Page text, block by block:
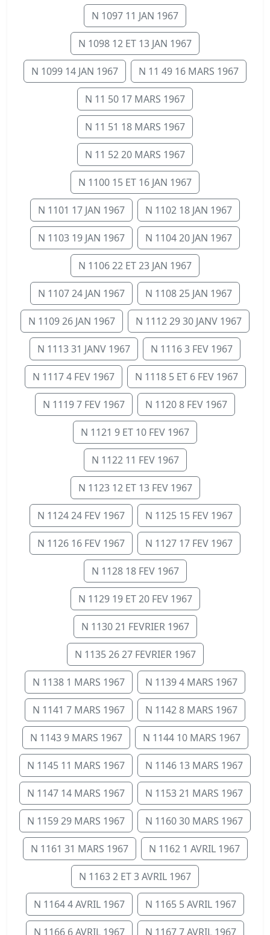
N 1097 11 JAN 1967
N 1098 12 ET 13 JAN 1967
N 1099 14 JAN 1967 N 11 49 16 MARS 1967
N 11 50 17 MARS 1967
N 11 51 18 MARS 1967
N 11 52 20 MARS 1967
N 1100 15 ET 16 JAN 1967
N 1101 17 JAN 1967 N 1102 18 JAN 1967
N 1103 19 JAN 1967 N 1104 20 JAN 1967
N 1106 22 ET 23 JAN 1967
N 1107 24 JAN 1967 N 1108 25 JAN 1967
N 1109 26 JAN 1967 N 1112 29 30 JANV 1967
N 1113 31 JANV 1967 N 1116 3 FEV 1967
N 1117 4 FEV 1967 N 1118 5 ET 6 FEV 1967
N 1119 7 FEV 1967 N 1120 8 FEV 1967
N 1121 9 ET 10 FEV 1967
N 1122 11 FEV 1967
N 1123 12 ET 13 FEV 1967
N 1124 24 FEV 1967 N 1125 15 FEV 1967
N 1126 16 FEV 1967 N 1127 17 FEV 1967
N 1128 18 FEV 1967
N 1129 19 ET 20 FEV 1967
N 1130 21 FEVRIER 1967
N 1135 26 27 FEVRIER 1967
N 1138 1 MARS 1967 N 1139 4 MARS 1967
N 1141 7 MARS 1967 N 1142 8 MARS 1967
N 1143 9 MARS 1967 N 1144 10 MARS 1967
N 1145 11 MARS 1967 N 1146 13 MARS 1967
N 1147 14 MARS 1967 N 1153 21 MARS 1967
N 1159 29 MARS 1967 N 1160 30 MARS 1967
N 1161 31 MARS 1967 N 1162 1 AVRIL 1967
N 1163 2 ET 3 AVRIL 1967
N 1164 4 AVRIL 1967 N 1165 5 AVRIL 1967
N 1166 6 AVRIL 1967 N 1167 7 AVRIL 1967